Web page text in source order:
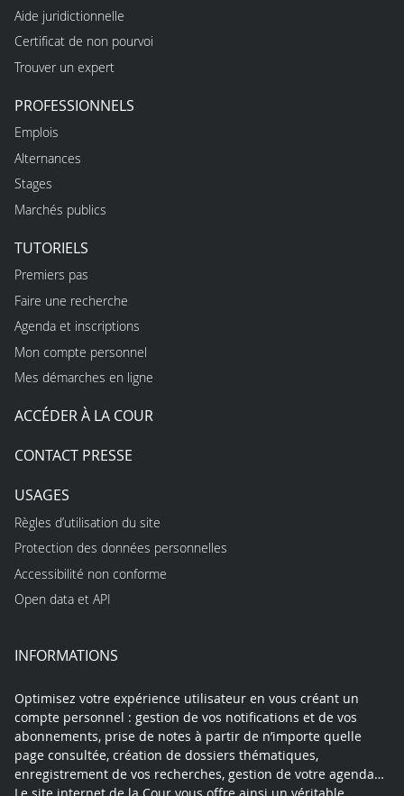
Aide juridictionnelle
Certificat de non pourvoi
Trouver un expert
PROFESSIONNELS
Emplois
Alternances
Stages
Marchés publics
TUTORIELS
Premiers pas
Faire une recherche
Agenda et inscriptions
Mon compte personnel
Mes démarches en ligne
ACCÉDER À LA COUR
CONTACT PRESSE
USAGES
Règles d’utilisation du site
Protection des données personnelles
Accessibilité non conforme
Open data et API
INFORMATIONS
Optimisez votre expérience utilisateur en vous créant un
compte personnel : gestion de vos notifications et de vos
abonnements, prise de notes à partir de n’importe quelle
page consultée, création de dossiers thématiques,
enregistrement de vos recherches, gestion de votre agenda…